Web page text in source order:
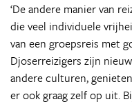
‘De andere manier van
die veel individuele
van een groepsreis met
Djoserreizigers zijn
andere culturen,
er ook graag zelf op uit.